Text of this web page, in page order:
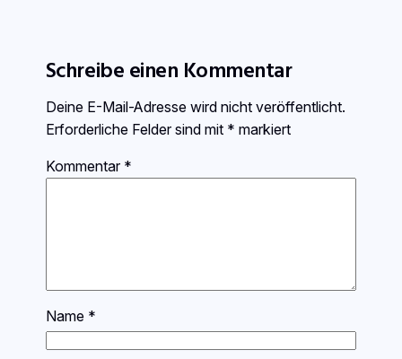
Schreibe einen Kommentar
Deine E-Mail-Adresse wird nicht veröffentlicht.
Erforderliche Felder sind mit * markiert
Kommentar *
Name *